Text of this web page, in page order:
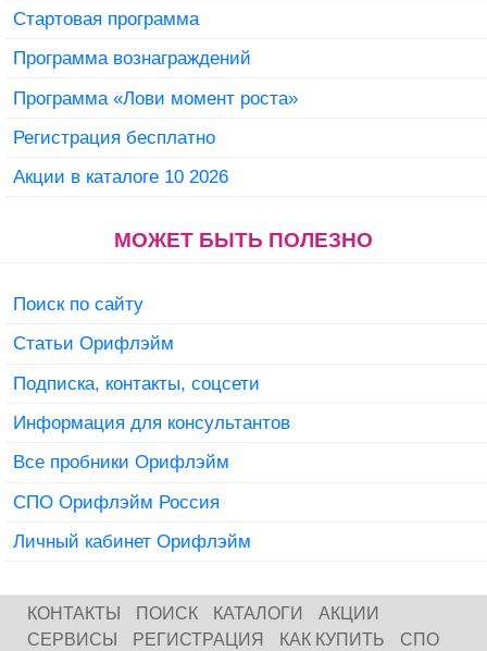
Стартовая программа
Программа вознаграждений
Программа «Лови момент роста»
Регистрация бесплатно
Акции в каталоге 10 2026
МОЖЕТ БЫТЬ ПОЛЕЗНО
Поиск по сайту
Статьи Орифлэйм
Подписка, контакты, соцсети
Информация для консультантов
Все пробники Орифлэйм
СПО Орифлэйм Россия
Личный кабинет Орифлэйм
КОНТАКТЫ ПОИСК КАТАЛОГИ
АКЦИИ
СЕРВИСЫ
РЕГИСТРАЦИЯ КАК КУПИТЬ
СПО